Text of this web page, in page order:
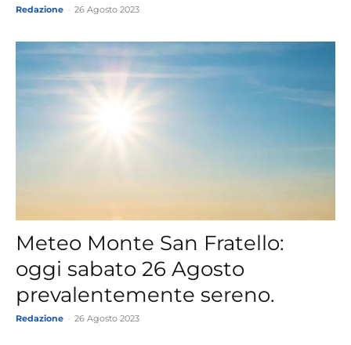
Redazione 26 Agosto 2023
Meteo Monte San Fratello:
oggi sabato 26 Agosto
prevalentemente sereno.
Redazione 26 Agosto 2023